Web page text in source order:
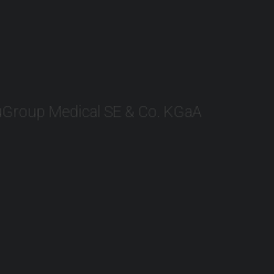
Medical SE & Co. KGaA